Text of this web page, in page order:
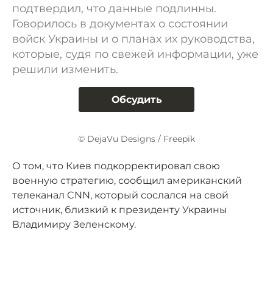
подтвердил, что данные подлинны.
Говорилось в документах о состоянии
войск Украины и о планах их руководства,
которые, судя по свежей информации, уже
решили изменить.
Обсудить
© DejaVu Designs / Freepik
О том, что Киев подкорректировал свою
военную стратегию, сообщил американский
телеканал CNN, который сослался на свой
источник, близкий к президенту Украины
Владимиру Зеленскому.